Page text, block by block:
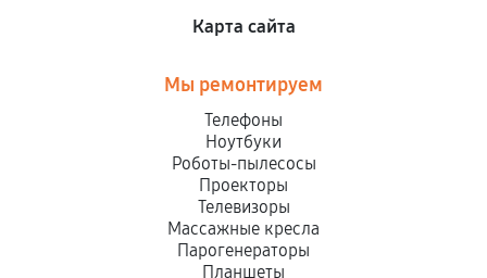
Карта сайта
Мы ремонтируем
Телефоны
Ноутбуки
Роботы-пылесосы
Проекторы
Телевизоры
Массажные кресла
Парогенераторы
Планшеты